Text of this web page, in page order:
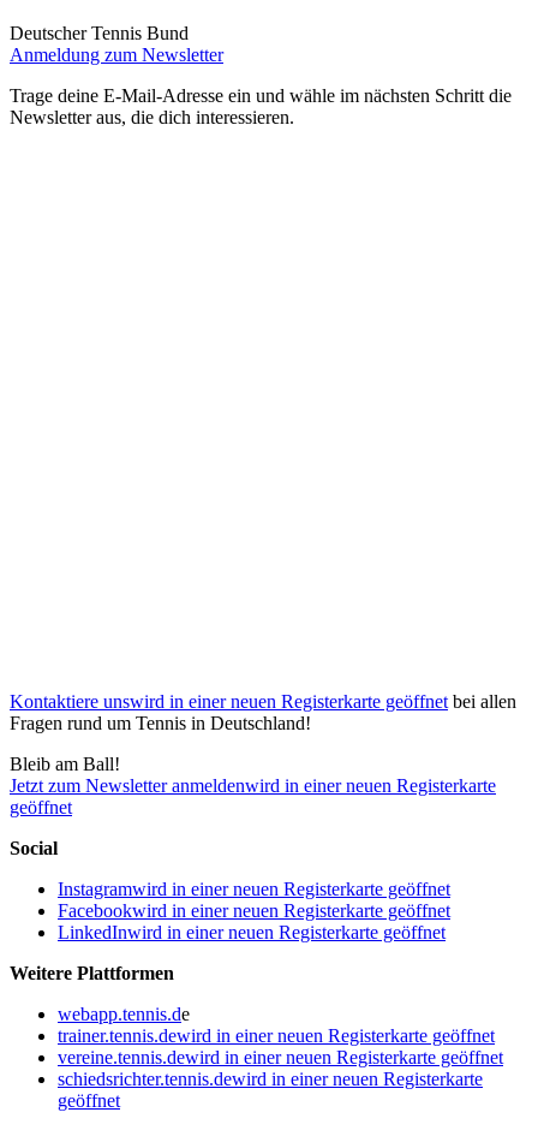
Deutscher Tennis Bund
Anmeldung zum Newsletter
Trage deine E-Mail-Adresse ein und wähle im nächsten Schritt die
Newsletter aus, die dich interessieren.
Kontaktiere unswird in einer neuen Registerkarte geöffnet bei allen
Fragen rund um Tennis in Deutschland!
Bleib am Ball!
Jetzt zum Newsletter anmeldenwird in einer neuen Registerkarte
geöffnet
Social
Instagramwird in einer neuen Registerkarte geöffnet
Facebookwird in einer neuen Registerkarte geöffnet
LinkedInwird in einer neuen Registerkarte geöffnet
Weitere Plattformen
webapp.tennis.de
trainer.tennis.dewird in einer neuen Registerkarte geöffnet
vereine.tennis.dewird in einer neuen Registerkarte geöffnet
schiedsrichter.tennis.dewird in einer neuen Registerkarte
geöffnet